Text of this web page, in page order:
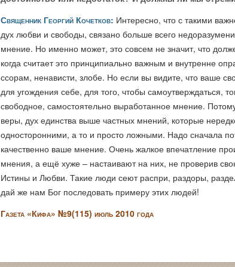
Священник Георгий Кочетков: Интересно, что с такими
дух любви и свободы, связано больше всего
мнение. Но именно может, это совсем не значит, что
когда считает это принципиально важным и внутренне
ссорам, ненависти, злобе. Но если вы видите, что ваше
для угождения себе, для того, чтобы самоутверждаться,
свободное, самостоятельно выработанное мнение.
веры, дух единства выше частных мнений, которые
односторонними, а то и просто ложными. Надо сначала
качественно ваше мнение. Очень жалкое впечатление
мнения, а ещё хуже – настаивают на них, не проверив
Истины и Любви. Такие люди сеют распри, раздоры,
дай же нам Бог последовать примеру этих людей!
Газета «Кифа» №9(115) июль 2010 года